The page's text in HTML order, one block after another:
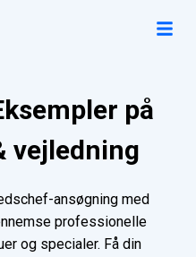
på
vejledning
ansøgning med
professionelle
og specialer. Få din